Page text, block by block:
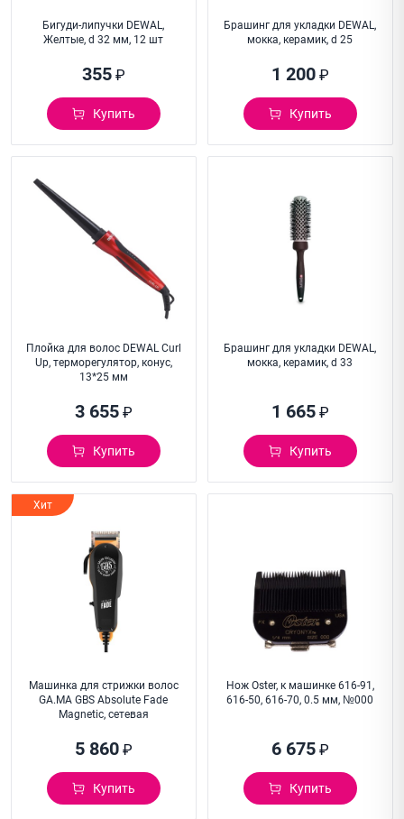
Бигуди-липучки DEWAL,
Желтые, d 32 мм, 12 шт
355₽
Купить
Брашинг для укладки DEWAL,
мокка, керамик, d 25
1 200₽
Купить
Плойка для волос DEWAL Curl
Up, терморегулятор, конус,
13*25 мм
3 655₽
Купить
Брашинг для укладки DEWAL,
мокка, керамик, d 33
1 665₽
Купить
Хит
Машинка для стрижки волос
GA.MA GBS Absolute Fade
Magnetic, сетевая
5 860₽
Купить
Нож Oster, к машинке 616-91,
616-50, 616-70, 0.5 мм, №000
6 675₽
Купить